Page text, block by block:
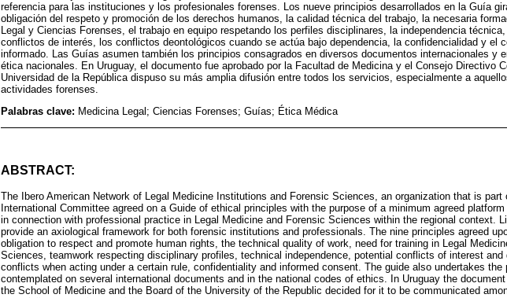
referencia para las instituciones y los profesionales forenses. Los nueve principios desarrollados en la Guía
obligación del respeto y promoción de los derechos humanos, la calidad técnica del trabajo, la necesaria
Legal y Ciencias Forenses, el trabajo en equipo respetando los perfiles disciplinares, la independencia
conflictos de interés, los conflictos deontológicos cuando se actúa bajo dependencia, la confidencialidad y el
informado. Las Guías asumen también los principios consagrados en diversos documentos internacionales y
ética nacionales. En Uruguay, el documento fue aprobado por la Facultad de Medicina y el Consejo Directivo
Universidad de la República dispuso su más amplia difusión entre todos los servicios, especialmente a
actividades forenses.
Palabras clave: Medicina Legal; Ciencias Forenses; Guías; Ética Médica
ABSTRACT:
The Ibero American Network of Legal Medicine Institutions and Forensic Sciences, an organization that is part
International Committee agreed on a Guide of ethical principles with the purpose of a minimum agreed
in connection with professional practice in Legal Medicine and Forensic Sciences within the regional context.
provide an axiological framework for both forensic institutions and professionals. The nine principles agreed
obligation to respect and promote human rights, the technical quality of work, need for training in Legal
Sciences, teamwork respecting disciplinary profiles, technical independence, potential conflicts of interest and
conflicts when acting under a certain rule, confidentiality and informed consent. The guide also undertakes the
contemplated on several international documents and in the national codes of ethics. In Uruguay the
the School of Medicine and the Board of the University of the Republic decided for it to be communicated